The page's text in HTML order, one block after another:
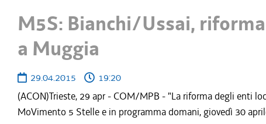
M5S: Bianchi/Ussai,
a Muggia
29.04.2015
19:20
(ACON)Trieste, 29 apr - COM/MPB - "La riforma degli enti
MoVimento 5 Stelle e in programma domani, giovedì 30